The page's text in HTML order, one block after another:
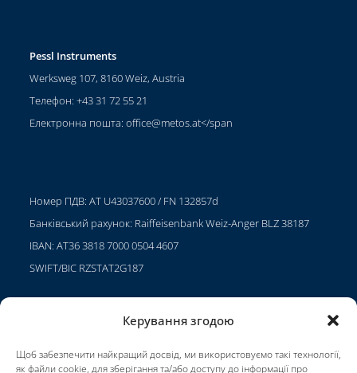
Керування згодою
Щоб забезпечити найкращий досвід, ми використовуємо такі технології,
як файли cookie, для зберігання та/або доступу до інформації про
Pessl Instruments
Werksweg 107, 8160 Weiz, Austria
Телефон: +43 31 72 55 21
Електронна пошта:office@metos.at</span
Номер ПДВ: AT U43037600 / FN 132857d
Банківський рахунок: Raiffeisenbank Weiz-Anger BLZ 38187
IBAN: AT36 3818 7000 0504 4607
SWIFT/BIC RZSTAT2G187
Кар'єра